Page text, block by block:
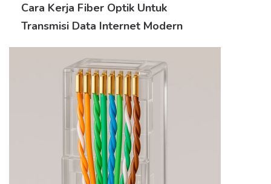
Cara Kerja Fiber Optik Untuk
Transmisi Data Internet Modern